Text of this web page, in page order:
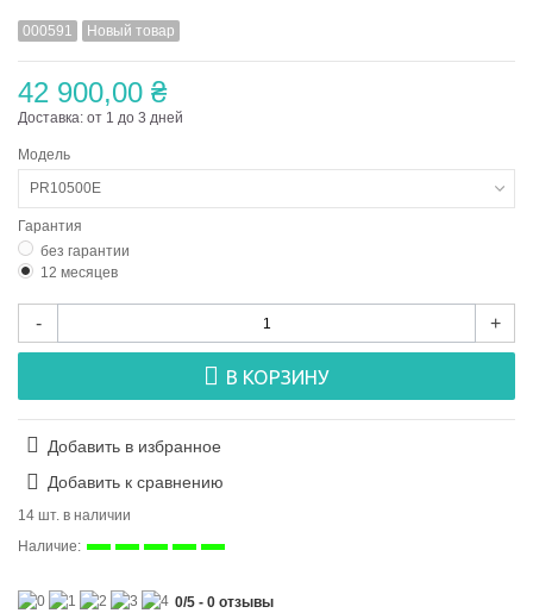
000591 Новый товар
42 900,00 ₴
Доставка: от 1 до 3 дней
Модель
PR10500E
Гарантия
без гарантии
12 месяцев
- +
В КОРЗИНУ
Добавить в избранное
Добавить к сравнению
14 шт. в наличии
Наличие:
0/5 - 0 отзывы